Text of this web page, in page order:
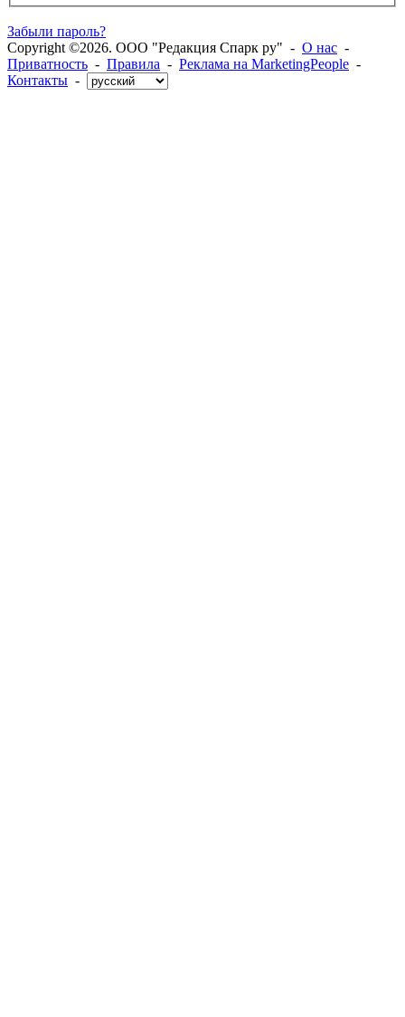
Забыли пароль?
Copyright ©2026. ООО "Редакция Спарк ру" - О нас -
Приватность - Правила - Реклама на MarketingPeople -
Контакты -